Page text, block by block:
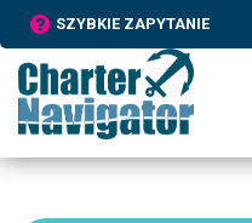
SZYBKIE ZAPYTANIE